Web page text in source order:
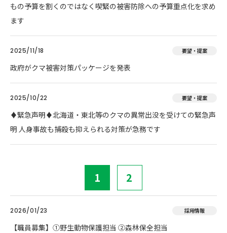
もの予算を割くのではなく喫緊の被害防除への予算重点化を求め
ます
2025/11/18 要望・提案
政府がクマ被害対策パッケージを発表
2025/10/22 要望・提案
♦️緊急声明♦️北海道・東北等のクマの異常出没を受けての緊急声
明 人身事故も捕殺も抑えられる対策が急務です
1 2
2026/01/23 採用情報
【職員募集】①野生動物保護担当 ②森林保全担当